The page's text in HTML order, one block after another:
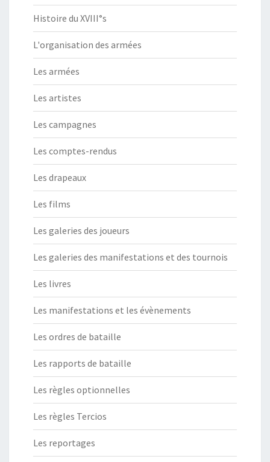
Histoire du XVIII°s
L'organisation des armées
Les armées
Les artistes
Les campagnes
Les comptes-rendus
Les drapeaux
Les films
Les galeries des joueurs
Les galeries des manifestations et des tournois
Les livres
Les manifestations et les évènements
Les ordres de bataille
Les rapports de bataille
Les règles optionnelles
Les règles Tercios
Les reportages